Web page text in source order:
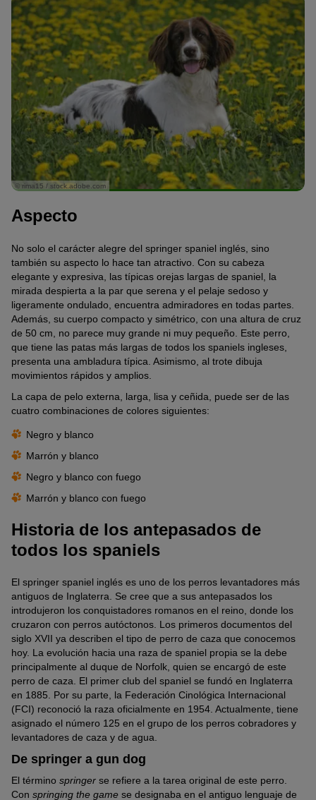
© rima15 / stock.adobe.com
Aspecto
No solo el carácter alegre del springer spaniel inglés, sino
también su aspecto lo hace tan atractivo. Con su cabeza
elegante y expresiva, las típicas orejas largas de spaniel, la
mirada despierta a la par que serena y el pelaje sedoso y
ligeramente ondulado, encuentra admiradores en todas partes.
Además, su cuerpo compacto y simétrico, con una altura de cruz
de 50 cm, no parece muy grande ni muy pequeño. Este perro,
que tiene las patas más largas de todos los spaniels ingleses,
presenta una ambladura típica. Asimismo, al trote dibuja
movimientos rápidos y amplios.
La capa de pelo externa, larga, lisa y ceñida, puede ser de las
cuatro combinaciones de colores siguientes:
Negro y blanco
Marrón y blanco
Negro y blanco con fuego
Marrón y blanco con fuego
Historia de los antepasados de
todos los spaniels
El springer spaniel inglés es uno de los perros levantadores más
antiguos de Inglaterra. Se cree que a sus antepasados los
introdujeron los conquistadores romanos en el reino, donde los
cruzaron con perros autóctonos. Los primeros documentos del
siglo XVII ya describen el tipo de perro de caza que conocemos
hoy. La evolución hacia una raza de spaniel propia se la debe
principalmente al duque de Norfolk, quien se encargó de este
perro de caza. El primer club del spaniel se fundó en Inglaterra
en 1885. Por su parte, la Federación Cinológica Internacional
(FCI) reconoció la raza oficialmente en 1954. Actualmente, tiene
asignado el número 125 en el grupo de los perros cobradores y
levantadores de caza y de agua.
De springer a gun dog
El término springer se refiere a la tarea original de este perro.
Con springing the game se designaba en el antiguo lenguaje de